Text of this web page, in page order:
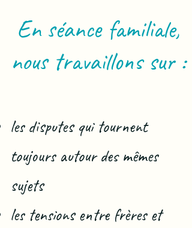
En séance familiale,
nous travaillons sur :
les disputes qui tournent
toujours autour des mêmes
sujets
les tensions entre frères et